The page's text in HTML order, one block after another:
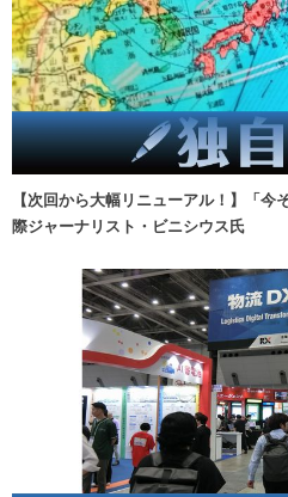
【次回から大幅リニューアル！】「
際ジャーナリスト・ビニシウス氏